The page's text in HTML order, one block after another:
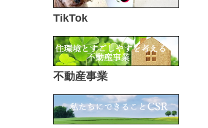
TikTok
不動産事業